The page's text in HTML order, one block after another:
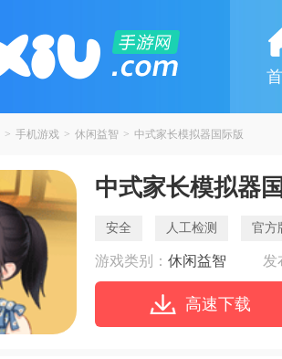
> 手机游戏 > 休闲益智 > 中式家长模拟器国际版
中式家长模拟器
安全 人工检测 官方
游戏类别： 休闲益智 发
高速下载